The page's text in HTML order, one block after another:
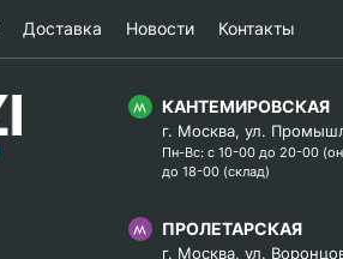
Доставка Новости Контакты
КАНТЕМИРОВСКАЯ
г. Москва, ул.
Пн-Вс: с 10-00 до 20-00
до 18-00 (склад)
ПРОЛЕТАРСКАЯ
г. Москва, ул.